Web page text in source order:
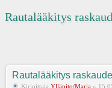
Rautalääkitys
Rautalääkitys
Kirjoittaja Ylläpito/Maria »